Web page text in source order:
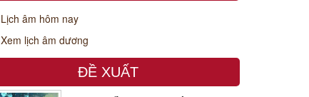
Lịch âm hôm nay
Xem lịch âm dương
ĐỀ XUẤT